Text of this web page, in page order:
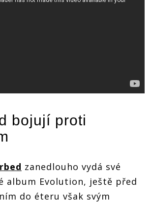
bojují proti
zanedlouho vydá své
album Evolution, ještě před
do éteru však svým